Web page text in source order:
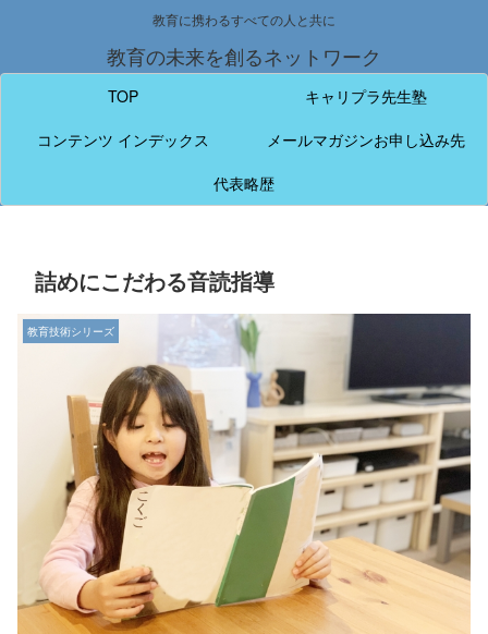
教育に携わるすべての人と共に
教育の未来を創るネットワーク
TOP
キャリプラ先生塾
コンテンツ インデックス
メールマガジンお申し込み先
代表略歴
詰めにこだわる音読指導
教育技術シリーズ